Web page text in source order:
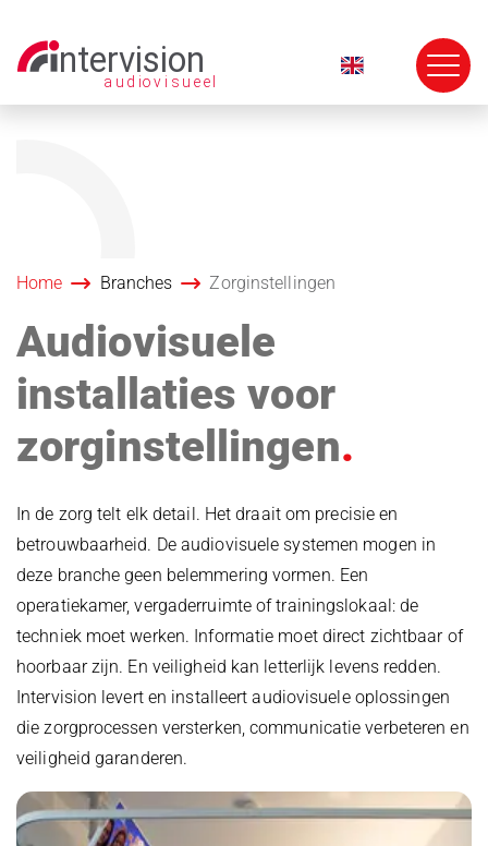
overslaan
Home Branches Zorginstellingen
Audiovisuele
installaties voor
zorginstellingen
In de zorg telt elk detail. Het draait om precisie en
betrouwbaarheid. De audiovisuele systemen mogen in
deze branche geen belemmering vormen. Een
operatiekamer, vergaderruimte of trainingslokaal: de
techniek moet werken. Informatie moet direct zichtbaar of
hoorbaar zijn. En veiligheid kan letterlijk levens redden.
Intervision levert en installeert audiovisuele oplossingen
die zorgprocessen versterken, communicatie verbeteren en
veiligheid garanderen.